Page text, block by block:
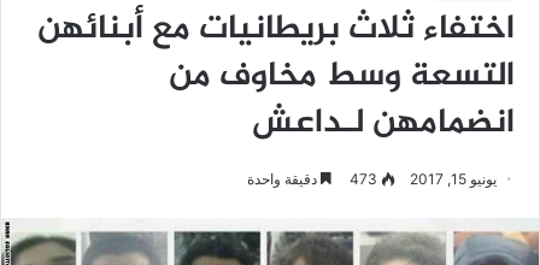
اختفاء ثلاث بريطانيات مع أبنائهن
التسعة وسط مخاوف من
انضمامهن لـداعش
يونيو 15, 2017 473 دقيقة واحدة